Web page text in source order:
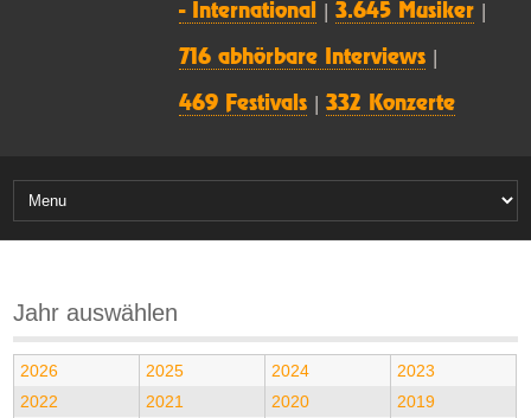
- International |3.645 Musiker
716 abhörbare Interviews
469 Festivals |332 Konzerte
Jahr auswählen
2026 2025 2024
2023
2022
2021 2020
2019